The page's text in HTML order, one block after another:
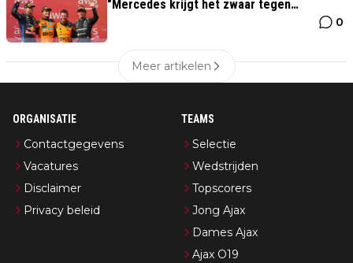
"Mercedes krijgt het zwaar tegen
0
Meer artikelen
ORGANISATIE
Contactgegevens
Vacatures
Disclaimer
Privacy beleid
TEAMS
Selectie
Wedstrijden
Topscorers
Jong Ajax
Dames Ajax
Ajax O19